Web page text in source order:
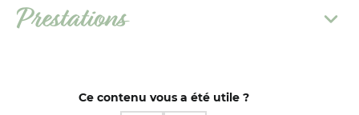
Prestations
Ce contenu vous a été utile ?